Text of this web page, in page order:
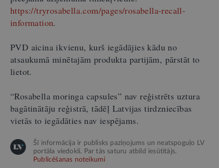
https://tryrosabella.com/pages/rosabella-recall-
information.
PVD aicina ikvienu, kurš iegādājies kādu no
atsaukumā minētajām produkta partijām, pārstāt to
lietot.
“Rosabella moringa capsules” nav reģistrēts uztura
bagātinātāju reģistrā, tādēļ Latvijas tirdzniecības
vietās to iegādāties nav iespējams.
Šī informācija ir publisks paziņojums un neatspoguļo LV
portāla viedokli. Par tās saturu atbild iesūtītājs.
Publicēšanas noteikumi